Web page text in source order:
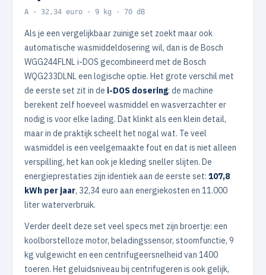
A · 32,34 euro · 9 kg · 70 dB
Als je een vergelijkbaar zuinige set zoekt maar ook
automatische wasmiddeldosering wil, dan is de Bosch
WGG244FLNL i-DOS gecombineerd met de Bosch
WQG233DLNL een logische optie. Het grote verschil met
de eerste set zit in de i-DOS dosering: de machine
berekent zelf hoeveel wasmiddel en wasverzachter er
nodig is voor elke lading. Dat klinkt als een klein detail,
maar in de praktijk scheelt het nogal wat. Te veel
wasmiddel is een veelgemaakte fout en dat is niet alleen
verspilling, het kan ook je kleding sneller slijten. De
energieprestaties zijn identiek aan de eerste set: 107,8
kWh per jaar, 32,34 euro aan energiekosten en 11.000
liter waterverbruik.
Verder deelt deze set veel specs met zijn broertje: een
koolborstelloze motor, beladingssensor, stoomfunctie, 9
kg vulgewicht en een centrifugeersnelheid van 1400
toeren. Het geluidsniveau bij centrifugeren is ook gelijk,